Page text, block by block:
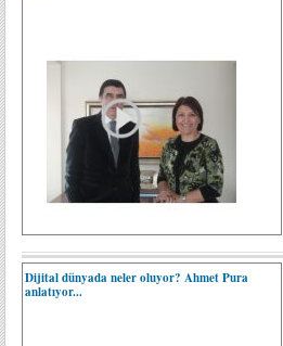
Dijital dünyada neler oluyor? Ahmet Pura
anlatıyor...